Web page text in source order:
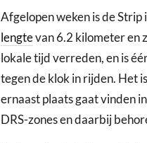
Afgelopen weken is de Strip
lengtevan 6.2 kilometer en
lokale tijd verreden, en is
tegen de klok in rijden. Het
ernaast plaats gaat vinden
DRS-zones en daarbij